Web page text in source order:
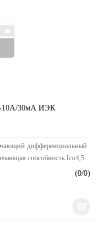
10А/30мА ИЭК
дифференциальный
способность Icu4,5
(0/0)